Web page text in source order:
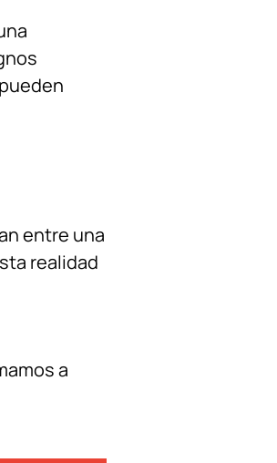
entre una
realidad
a